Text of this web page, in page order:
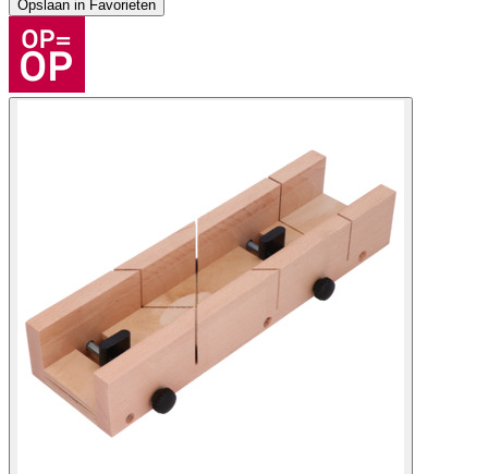
Opslaan in Favorieten